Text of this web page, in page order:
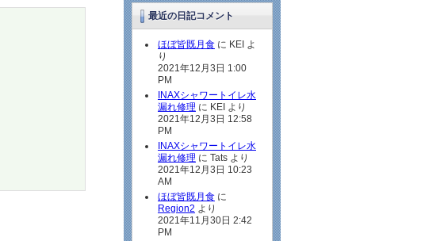
最近の日記コメント
ほぼ皆既月食 に KEI よ
り
2021年12月3日 1:00
PM
INAXシャワートイレ水
漏れ修理 に KEI より
2021年12月3日 12:58
PM
INAXシャワートイレ水
漏れ修理 に Tats より
2021年12月3日 10:23
AM
ほぼ皆既月食 に
Region2 より
2021年11月30日 2:42
PM